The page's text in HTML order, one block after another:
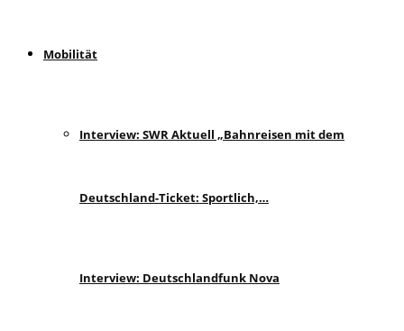
Mobilität
Interview: SWR Aktuell „Bahnreisen mit dem
Deutschland-Ticket: Sportlich,…
Interview: Deutschlandfunk Nova